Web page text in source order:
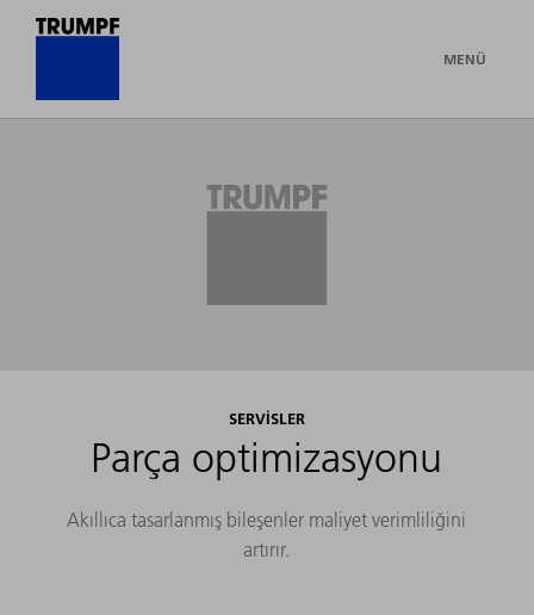
MENÜ
SERVISLER
Parça optimizasyonu
Akıllıca tasarlanmış bileşenler maliyet verimliliğini
artırır.